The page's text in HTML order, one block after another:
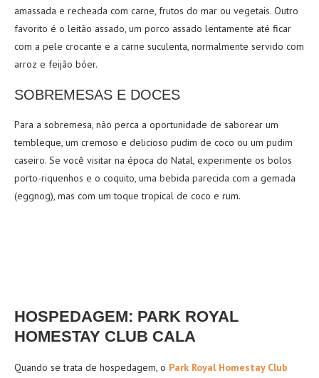
amassada e recheada com carne, frutos do mar ou vegetais. Outro
favorito é o leitão assado, um porco assado lentamente até ficar
com a pele crocante e a carne suculenta, normalmente servido com
arroz e feijão bóer.
SOBREMESAS E DOCES
Para a sobremesa, não perca a oportunidade de saborear um
tembleque, um cremoso e delicioso pudim de coco ou um pudim
caseiro. Se você visitar na época do Natal, experimente os bolos
porto-riquenhos e o coquito, uma bebida parecida com a gemada
(eggnog), mas com um toque tropical de coco e rum.
HOSPEDAGEM: PARK ROYAL
HOMESTAY CLUB CALA
Quando se trata de hospedagem, o Park Royal Homestay Club